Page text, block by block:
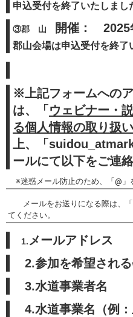
申込受付を終了いたしま
③郡 山 開催： 2025
郡山会場は申込受付を終
※上記フォームへの
は、「ウェビナー・
る個人情報の取り扱い
上、「
ールにて以下をご連絡
※迷惑メール防止のため、「@」
メールをお送りになる際は、「
てください。
1. メールアドレス
2.参加を希望され
3.水道事業者名
4.水道事業名（例：